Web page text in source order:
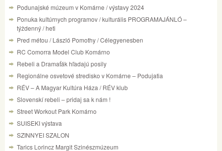
Podunajské múzeum v Komárne / výstavy 2024
Ponuka kultúrnych programov / kulturális PROGRAMAJÁNLÓ –
týždenný / heti
Pred métou / László Pomothy / Célegyenesben
RC Comorra Model Club Komárno
Rebeli a Dramaťák hľadajú posily
Regionálne osvetové stredisko v Komárne – Podujatia
RÉV – A Magyar Kultúra Háza / RÉV klub
Slovenskí rebeli – pridaj sa k nám !
Street Workout Park Komárno
SUISEKI výstava
SZINNYEI SZALON
Tarics Lorincz Margit Szinészmúzeum